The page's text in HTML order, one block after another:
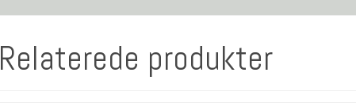
Relaterede produkter